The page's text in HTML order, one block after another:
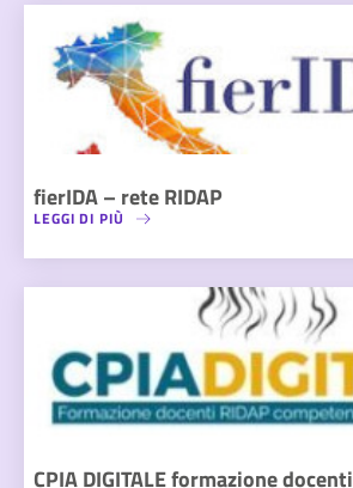
fierIDA – rete RIDAP
LEGGI DI PIÙ
CPIA DIGITALE formazione docenti